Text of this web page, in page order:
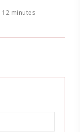
12 minutes